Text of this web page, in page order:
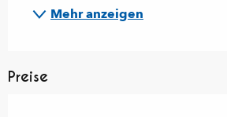
Mehr anzeigen
Preise